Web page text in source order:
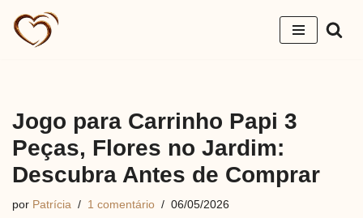
Pular
Jogo para Carrinho Papi 3
Peças, Flores no Jardim:
Descubra Antes de Comprar
por Patrícia 1 comentário 06/05/2026